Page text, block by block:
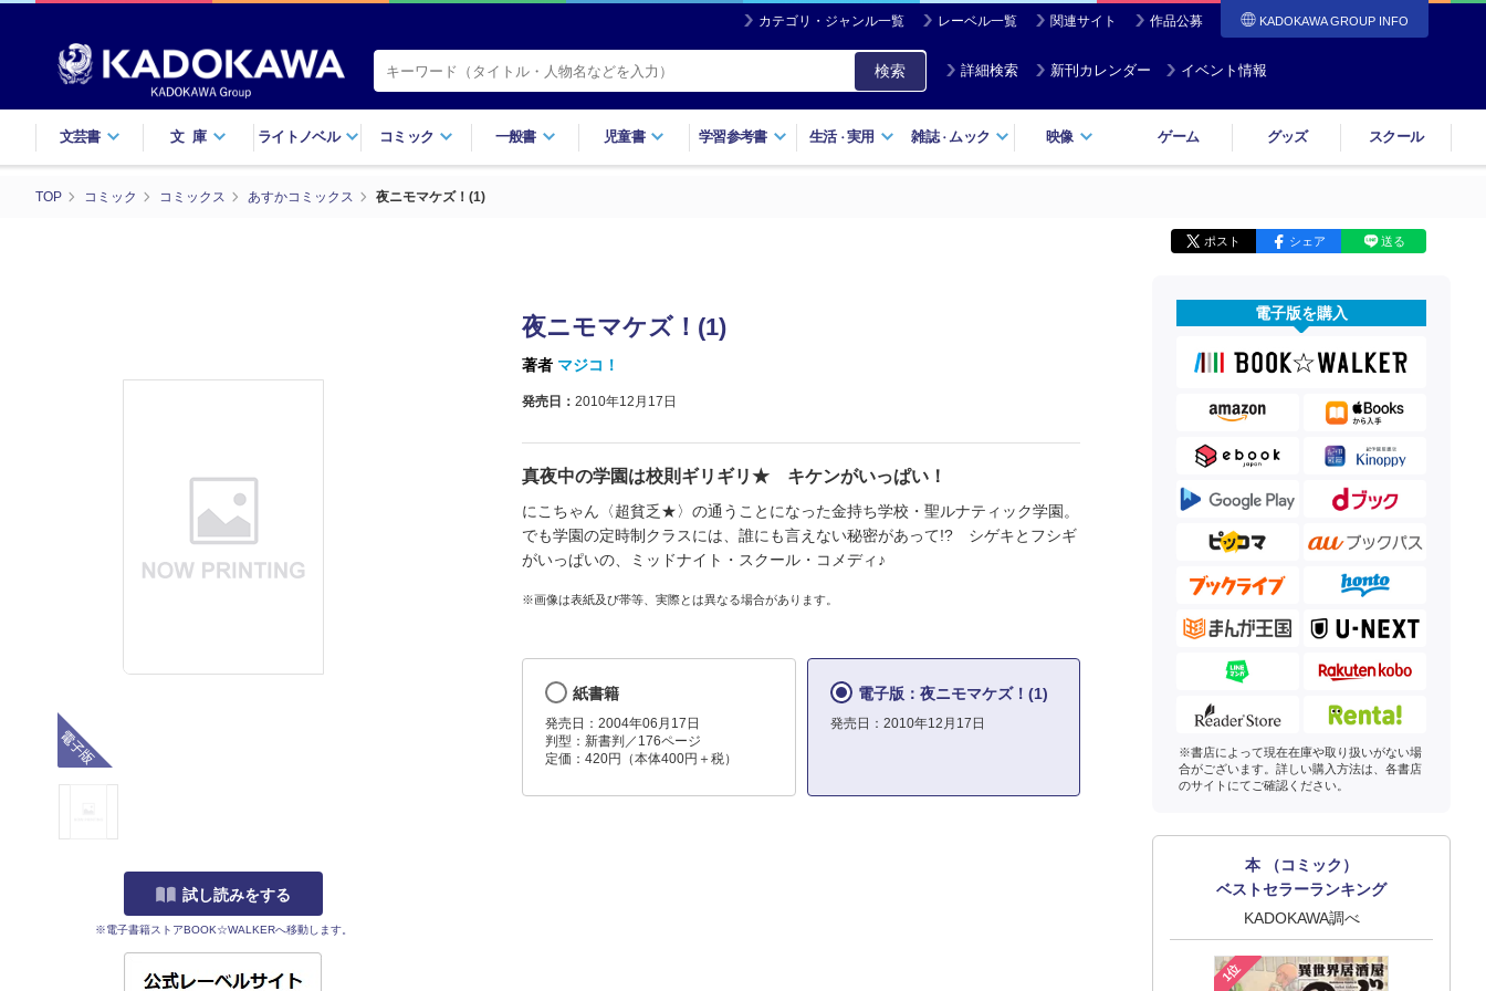
カテゴリ・ジャンル一覧 レーベル一覧 関連サイト 作品公募 KADOKAWA GROUP INFO
検索 詳細検索 新刊カレンダー イベント情報
文芸書 文庫 ライトノベル コミック 一般書 児童書 学習参考書 生活・実用 雑誌・ ムック 映像 ゲーム グッズ スクール
TOP コミック コミックス あすかコミックス 夜ニモマケズ！(1)
ポスト シェア 送る
試し読みをする
※電子書籍ストアBOOK☆WALKERへ移動します。
夜ニモマケズ！(1)
著者 マジコ！
発売日： 2010年12月17日
真夜中の学園は校則ギリギリ★ キケンがいっぱい！
にこちゃん〈超貧乏★〉の通うことになった金持ち学校・聖ルナティック学園。
でも学園の定時制クラスには、誰にも言えない秘密があって!? シゲキとフシギ
がいっぱいの、ミッドナイト・スクール・コメディ♪
※画像は表紙及び帯等、実際とは異なる場合があります。
紙書籍
発売日：2004年06月17日
判型：新書判／176ページ
定価：420円（本体400円＋税）
電子版：夜ニモマケズ！(1)
発売日：2010年12月17日
電子版を購入
※書店によって現在在庫や取り扱いがない場
合がございます。詳しい購入方法は、各書店
のサイトにてご確認ください。
本 （コミック）
ベストセラーランキング
KADOKAWA調べ
1位